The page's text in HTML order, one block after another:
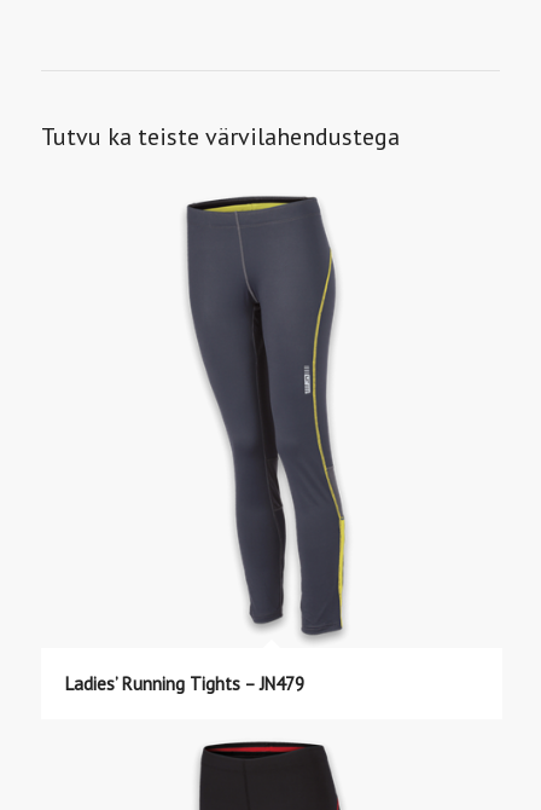
Tutvu ka teiste värvilahendustega
Ladies’ Running Tights – JN479